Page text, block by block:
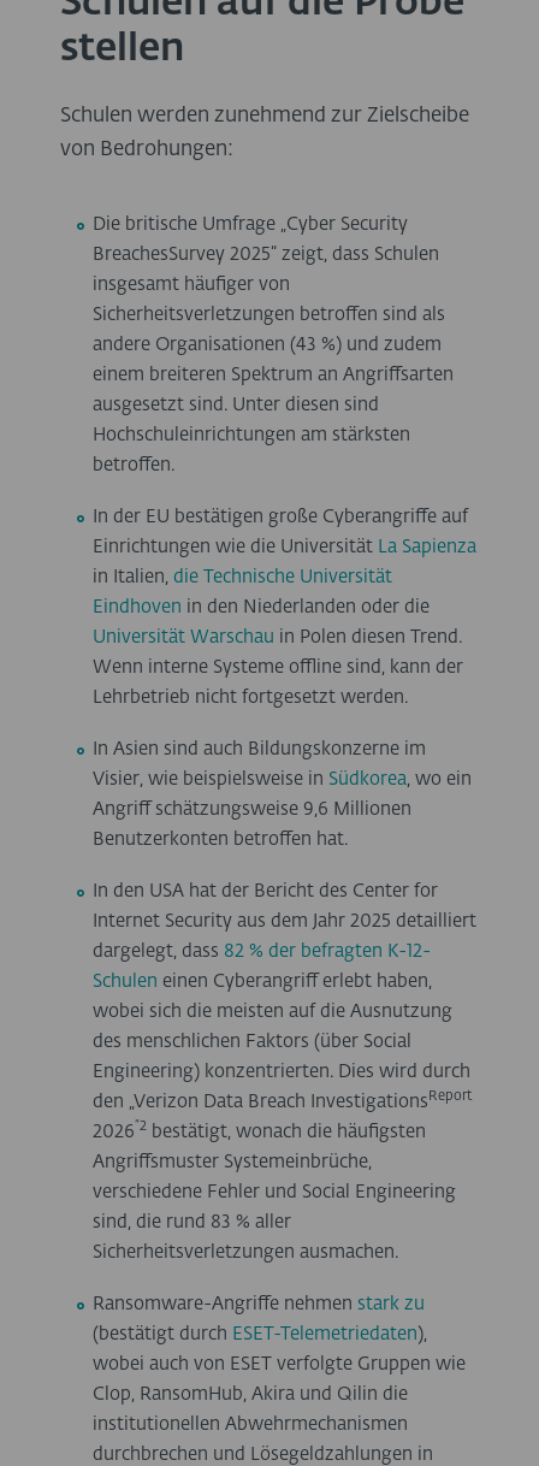
stellen
Schulen werden zunehmend zur Zielscheibe
von Bedrohungen:
Die britische Umfrage „Cyber Security
BreachesSurvey 2025“ zeigt, dass Schulen
insgesamt häufiger von
Sicherheitsverletzungen betroffen sind als
andere Organisationen (43 %) und zudem
einem breiteren Spektrum an Angriffsarten
ausgesetzt sind. Unter diesen sind
Hochschuleinrichtungen am stärksten
betroffen.
In der EU bestätigen große Cyberangriffe auf
Einrichtungen wie die Universität La Sapienza
in Italien,die Technische Universität
Eindhoven in den Niederlanden oder die
Universität Warschau in Polen diesen Trend.
Wenn interne Systeme offline sind, kann der
Lehrbetrieb nicht fortgesetzt werden.
In Asien sind auch Bildungskonzerne im
Visier, wie beispielsweise in Südkorea, wo ein
Angriff schätzungsweise 9,6 Millionen
Benutzerkonten betroffen hat.
In den USA hat der Bericht des Center for
Internet Security aus dem Jahr 2025 detailliert
dargelegt, dass 82 % der befragten K-12-
Schulen einen Cyberangriff erlebt haben,
wobei sich die meisten auf die Ausnutzung
des menschlichen Faktors (über Social
Engineering) konzentrierten. Dies wird durch
den „Verizon Data Breach Investigations Report
2026 “2 bestätigt, wonach die häufigsten
Angriffsmuster Systemeinbrüche,
verschiedene Fehler und Social Engineering
sind, die rund 83 % aller
Sicherheitsverletzungen ausmachen.
Ransomware-Angriffe nehmenstark zu
(bestätigt durch ESET-Telemetriedaten ),
wobei auch von ESET verfolgte Gruppen wie
Clop, RansomHub, Akira und Qilin die
institutionellen Abwehrmechanismen
durchbrechen und Lösegeldzahlungen in